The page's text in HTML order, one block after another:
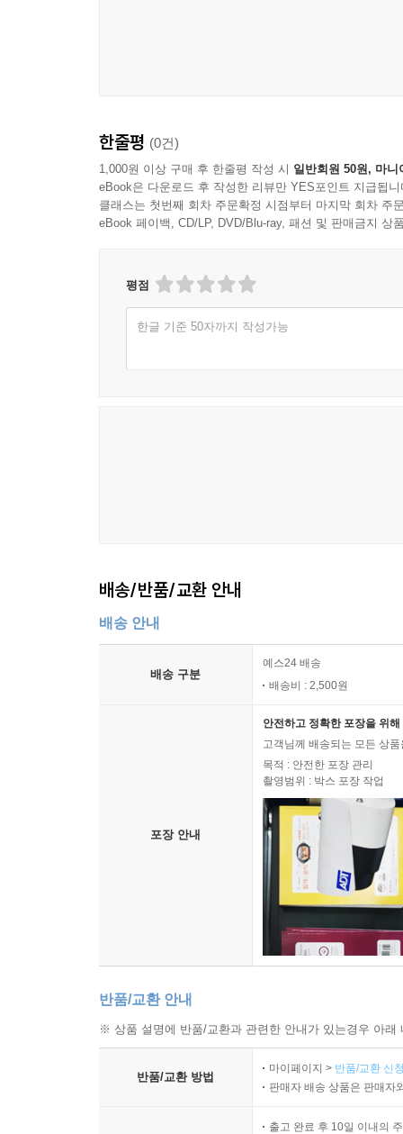
한줄평 (0건)
1,000원 이상 구매 후 한줄평 작성 시 일반회원 50원, 마니
eBook은 다운로드 후 작성한 리뷰만 YES포인트 지급됩니
클래스는 첫번째 회차 주문확정 시점부터 마지막 회차 주
eBook 페이백, CD/LP, DVD/Blu-ray, 패션 및 판매금지 상
평점
한글 기준 50자까지 작성가능
배송/반품/교환 안내
배송 안내
배송 구분
예스24 배송
배송비 : 2,500원
포장 안내
안전하고 정확한 포장을 위
고객님께 배송되는 모든 상
목적 : 안전한 포장 관리
촬영범위 : 박스 포장 작업
반품/교환 안내
※ 상품 설명에 반품/교환과 관련한 안내가 있는경우 아
반품/교환 방법
마이페이지 > 반품/교환 신
판매자 배송 상품은 판매자
출고 완료 후 10일 이내의